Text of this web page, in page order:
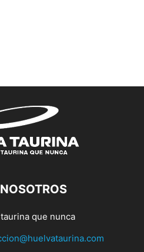
que nunca